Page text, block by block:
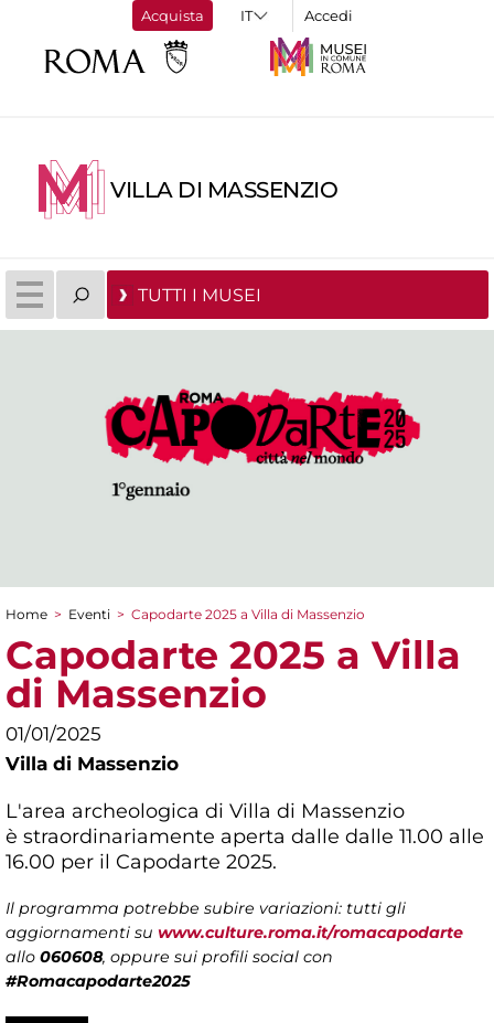
Acquista Accedi
VILLA DI MASSENZIO
TUTTI I MUSEI
Tu sei qui
Home > Eventi > Capodarte 2025 a Villa di Massenzio
Capodarte 2025 a Villa
di Massenzio
01/01/2025
Villa di Massenzio
L'area archeologica di Villa di Massenzio
è straordinariamente aperta dalle dalle 11.00 alle
16.00 per il Capodarte 2025.
Il programma potrebbe subire variazioni: tutti gli
aggiornamenti su www.culture.roma.it/romacapodarte
allo 060608, oppure sui profili social con
#Romacapodarte2025